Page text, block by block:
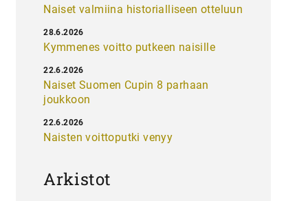
Naiset valmiina historialliseen otteluun
Kymmenes voitto putkeen naisille
28.6.2026
Naiset Suomen Cupin 8 parhaan
joukkoon
22.6.2026
Naisten voittoputki venyy
22.6.2026
Arkistot